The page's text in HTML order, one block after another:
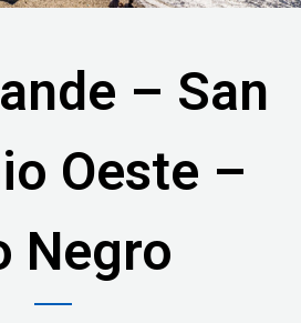
– San
Oeste –
Negro